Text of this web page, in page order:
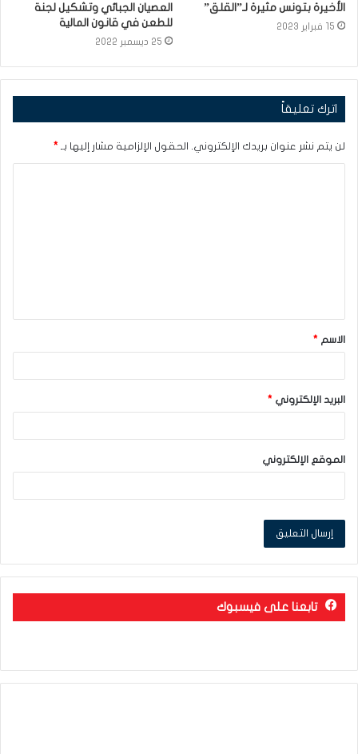
الأخيرة بتونس مثيرة لـ”القلق”
15 فبراير 2023
العصيان الجبائي وتشكيل لجنة
للطعن في قانون المالية
25 ديسمبر 2022
اترك تعليقاً
لن يتم نشر عنوان بريدك الإلكتروني. الحقول الإلزامية مشار إليها بـ *
ق
*
الاسم *
البريد الإلكتروني *
الموقع الإلكتروني
تابعنا على فيسبوك